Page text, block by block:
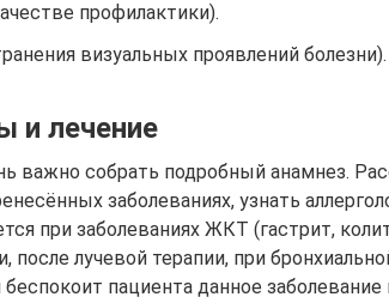
профилактики).
визуальных проявлений болезни).
и лечение
важно собрать подробный анамнез.
заболеваниях, узнать
при заболеваниях ЖКТ (гастрит,
лучевой терапии, при
пациента данное заболевание